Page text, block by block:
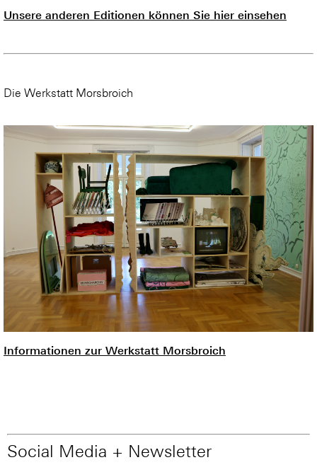
Unsere anderen Editionen können Sie hier einsehen
Die Werkstatt Morsbroich
Informationen zur Werkstatt Morsbroich
Social Media + Newsletter